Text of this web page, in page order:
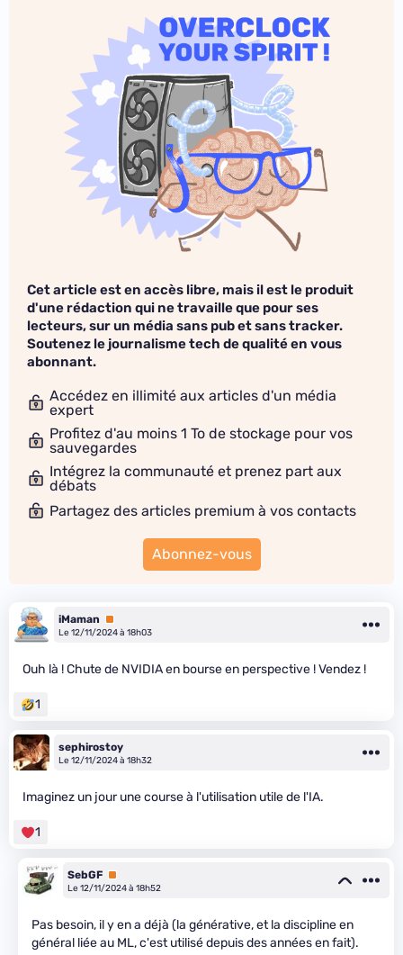
Cet article est en accès libre, mais il est le produit
d'une rédaction qui ne travaille que pour ses
lecteurs, sur un média sans pub et sans tracker.
Soutenez le journalisme tech de qualité en vous
abonnant.
Accédez en illimité aux articles d'un média
expert
Profitez d'au moins 1 To de stockage pour vos
sauvegardes
Intégrez la communauté et prenez part aux
débats
Partagez des articles premium à vos contacts
Abonnez-vous
iMaman
Premium
Le 12/11/2024 à 18h03
Ouh là ! Chute de NVIDIA en bourse en perspective ! Vendez !
1
sephirostoy
Le 12/11/2024 à 18h32
Imaginez un jour une course à l'utilisation utile de l'IA.
1
SebGF Premium
Le 12/11/2024 à 18h52
Pas besoin, il y en a déjà (la générative, et la discipline en
général liée au ML, c'est utilisé depuis des années en fait).